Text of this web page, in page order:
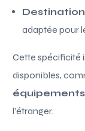
adaptée pour
Cette spécificité
disponibles,
l’étranger.